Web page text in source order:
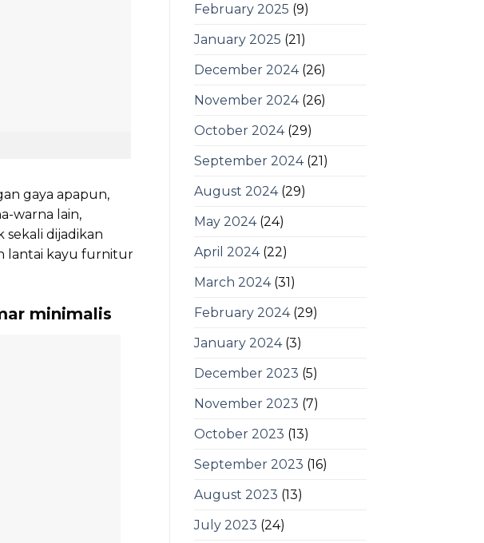
gaya apapun,
warna lain,
sekali dijadikan
lantai kayu furnitur
minimalis
February 2025 (9)
January 2025 (21)
December 2024(26)
November 2024(26)
October 2024(29)
September 2024(21)
August 2024(29)
May 2024(24)
April 2024(22)
March 2024(31)
February 2024(29)
January 2024(3)
December 2023 (5)
November 2023 (7)
October 2023 (13)
September 2023 (16)
August 2023 (13)
July 2023 (24)